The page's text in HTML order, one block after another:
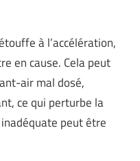
à l’accélération,
en cause. Cela peut
air mal dosé,
ce qui perturbe la
peut être